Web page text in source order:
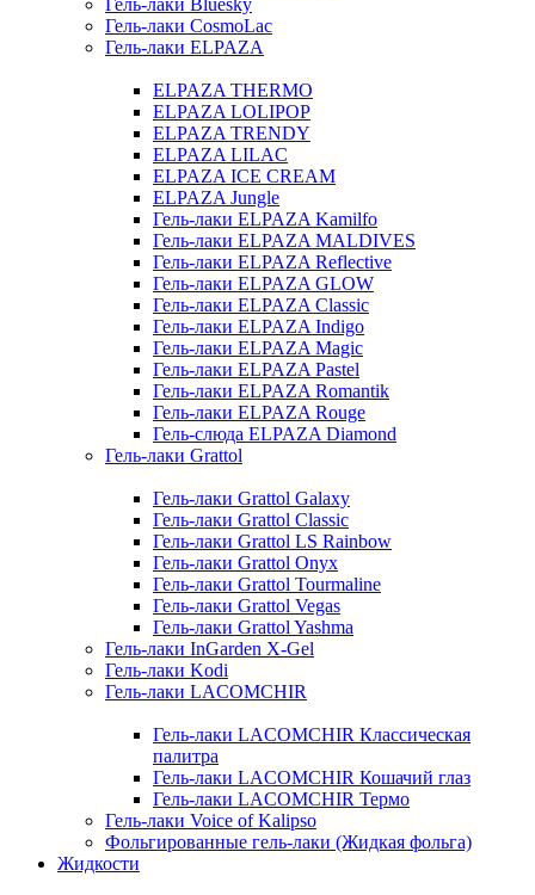
Гель-лаки Bluesky
Гель-лаки CosmoLac
Гель-лаки ELPAZA
ELPAZA THERMO
ELPAZA LOLIPOP
ELPAZA TRENDY
ELPAZA LILAC
ELPAZA IСE CREAM
ELPAZA Jungle
Гель-лаки ELPAZA Kamilfo
Гель-лаки ELPAZA MALDIVES
Гель-лаки ELPAZA Reflective
Гель-лаки ELPAZA GLOW
Гель-лаки ELPAZA Classic
Гель-лаки ELPAZA Indigo
Гель-лаки ELPAZA Magic
Гель-лаки ELPAZA Pastel
Гель-лаки ELPAZA Romantik
Гель-лаки ELPAZA Rouge
Гель-слюда ELPAZA Diamond
Гель-лаки Grattol
Гель-лаки Grattol Galaxy
Гель-лаки Grattol Classic
Гель-лаки Grattol LS Rainbow
Гель-лаки Grattol Onyx
Гель-лаки Grattol Tourmaline
Гель-лаки Grattol Vegas
Гель-лаки Grattol Yashma
Гель-лаки InGarden X-Gel
Гель-лаки Kodi
Гель-лаки LACOMCHIR
Гель-лаки LACOMCHIR Классическая
палитра
Гель-лаки LACOMCHIR Кошачий глаз
Гель-лаки LACOMCHIR Термо
Гель-лаки Voice of Kalipso
Фольгированные гель-лаки (Жидкая фольга)
Жидкости